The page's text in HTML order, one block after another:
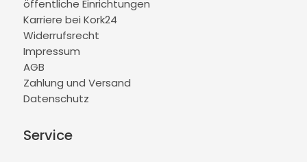
öffentliche Einrichtungen
Karriere bei Kork24
Widerrufsrecht
Impressum
AGB
Zahlung und Versand
Datenschutz
Service